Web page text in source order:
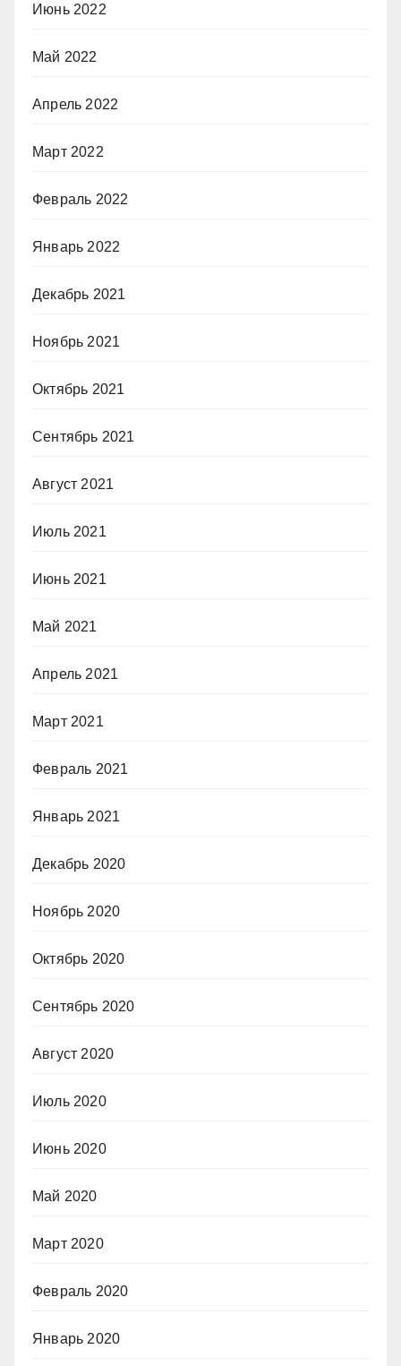
Июнь 2022
Май 2022
Апрель 2022
Март 2022
Февраль 2022
Январь 2022
Декабрь 2021
Ноябрь 2021
Октябрь 2021
Сентябрь 2021
Август 2021
Июль 2021
Июнь 2021
Май 2021
Апрель 2021
Март 2021
Февраль 2021
Январь 2021
Декабрь 2020
Ноябрь 2020
Октябрь 2020
Сентябрь 2020
Август 2020
Июль 2020
Июнь 2020
Май 2020
Март 2020
Февраль 2020
Январь 2020